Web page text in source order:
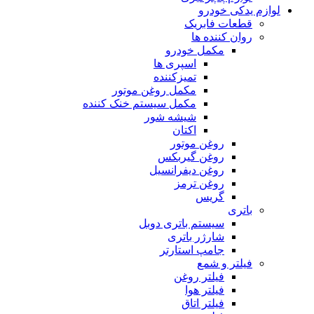
لوازم یدکی خودرو
قطعات فابریک
روان کننده ها
مکمل خودرو
اسپری ها
تمیزکننده
مکمل روغن موتور
مکمل سیستم خنک کننده
شیشه شور
اکتان
روغن موتور
روغن گیربکس
روغن دیفرانسیل
روغن ترمز
گریس
باتری
سیستم باتری دوبل
شارژر باتری
جامپ استارتر
فیلتر و شمع
فیلتر روغن
فیلتر هوا
فیلتر اتاق